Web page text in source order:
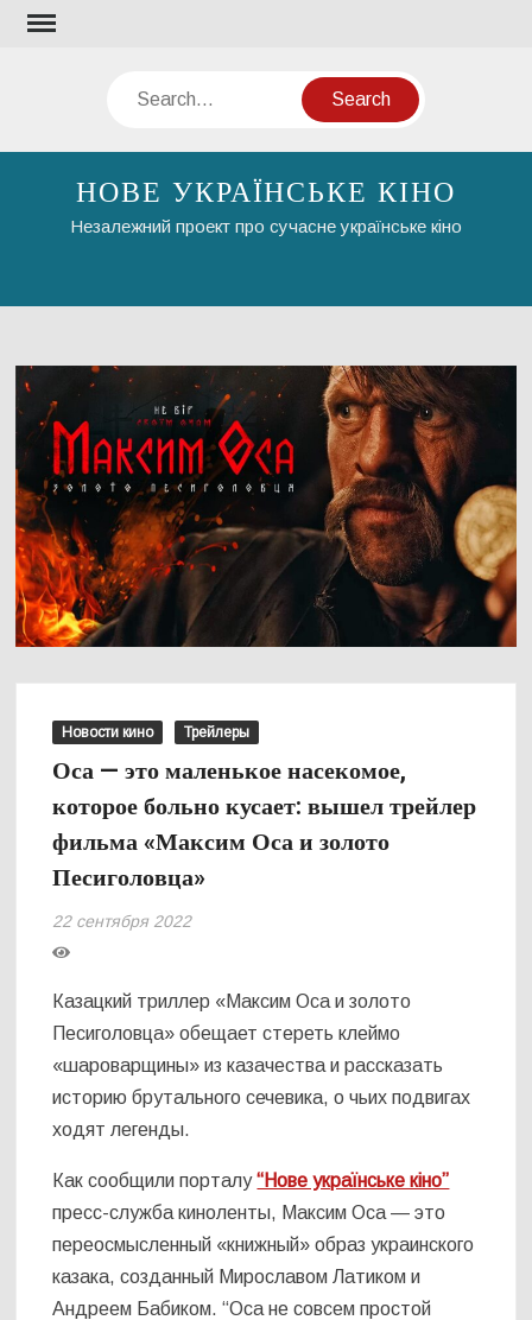
Skip
Search
НОВЕ УКРАЇНСЬКЕ КІНО
Незалежний проект про сучасне українське кіно
Новости кино Трейлеры
Оса — это маленькое насекомое,
которое больно кусает: вышел трейлер
фильма «Максим Оса и золото
Песиголовца»
22 сентября 2022
Казацкий триллер «Максим Оса и золото
Песиголовца» обещает стереть клеймо
«шароварщины» из казачества и рассказать
историю брутального сечевика, о чьих подвигах
ходят легенды.
Как сообщили порталу“Нове українське кіно”
пресс-служба киноленты, Максим Оса — это
переосмысленный «книжный» образ украинского
казака, созданный Мирославом Латиком и
Андреем Бабиком. “Оса не совсем простой